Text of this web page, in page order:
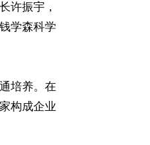
许振宇，
学森科学
培养。在
构成企业